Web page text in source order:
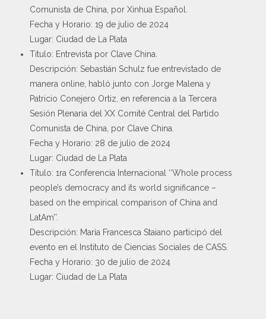
Comunista de China, por Xinhua Español.
Fecha y Horario: 19 de julio de 2024
Lugar: Ciudad de La Plata
Título: Entrevista por Clave China.
Descripción: Sebastián Schulz fue entrevistado de
manera online, habló junto con Jorge Malena y
Patricio Conejero Ortiz, en referencia a la Tercera
Sesión Plenaria del XX Comité Central del Partido
Comunista de China, por Clave China.
Fecha y Horario: 28 de julio de 2024
Lugar: Ciudad de La Plata
Título: 1ra Conferencia Internacional ‘‘Whole process
people’s democracy and its world significance –
based on the empirical comparison of China and
LatAm’’.
Descripción: Marìa Francesca Staiano participó del
evento en el Instituto de Ciencias Sociales de CASS.
Fecha y Horario: 30 de julio de 2024
Lugar: Ciudad de La Plata